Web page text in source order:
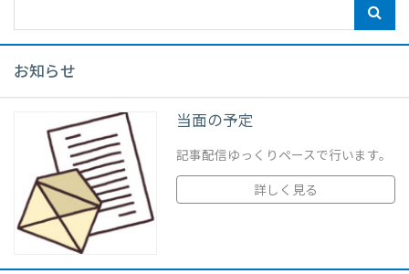
お知らせ
当面の予定
記事配信ゆっくりペースで行います。
詳しく見る